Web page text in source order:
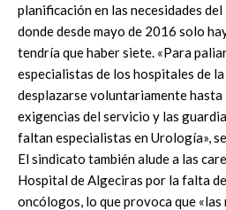
planificación en las necesidades
donde desde mayo de 2016 solo
tendría que haber siete. «Para
especialistas de los hospitales de
desplazarse voluntariamente hasta
exigencias del servicio y las
faltan especialistas en Urología»,
El sindicato también alude a las
Hospital de Algeciras por la falta
oncólogos, lo que provoca que